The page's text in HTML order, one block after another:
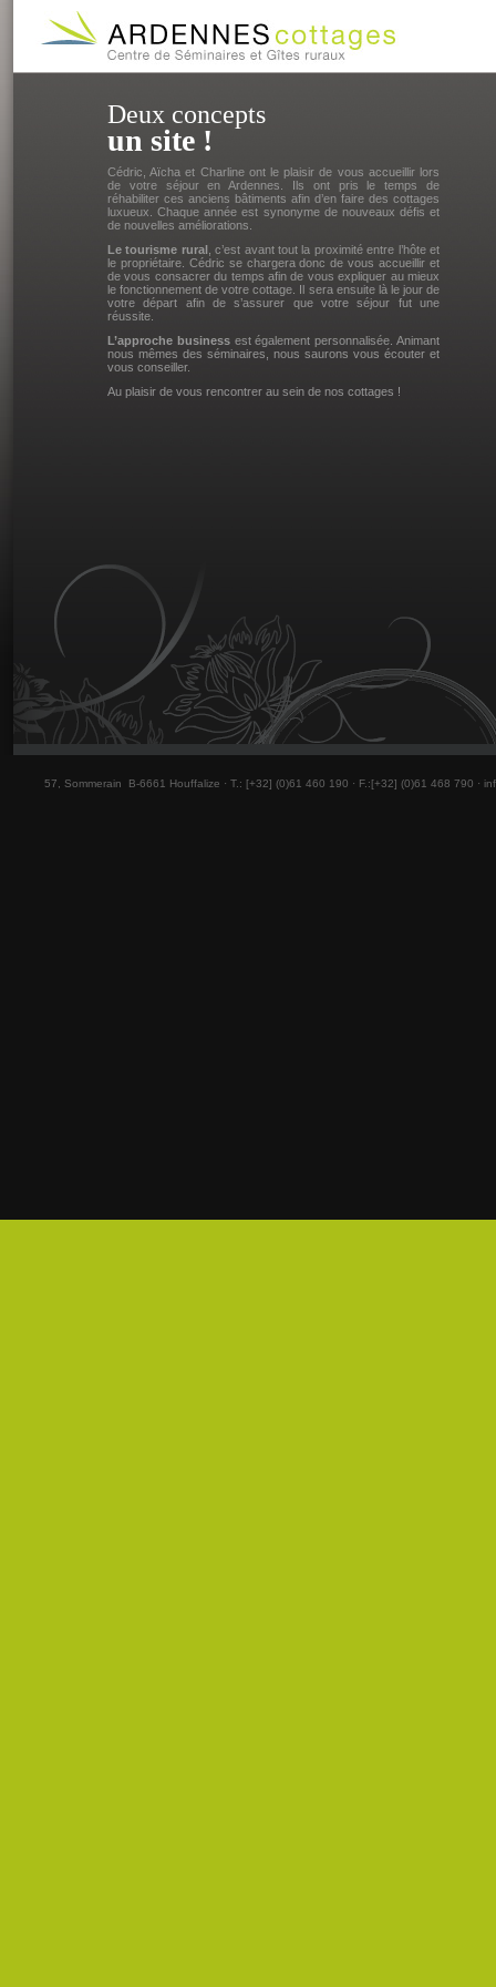
Deux concepts
un site !
Cédric, Aïcha et Charline ont le plaisir de vous accueillir lors
de votre séjour en Ardennes. Ils ont pris le temps de
réhabiliter ces anciens bâtiments afin d’en faire des cottages
luxueux. Chaque année est synonyme de nouveaux défis et
de nouvelles améliorations.
Le tourisme rural, c’est avant tout la proximité entre l’hôte et
le propriétaire. Cédric se chargera donc de vous accueillir et
de vous consacrer du temps afin de vous expliquer au mieux
le fonctionnement de votre cottage. Il sera ensuite là le jour de
votre départ afin de s’assurer que votre séjour fut une
réussite.
L’approche businessest également personnalisée. Animant
nous mêmes des séminaires, nous saurons vous écouter et
vous conseiller.
Au plaisir de vous rencontrer au sein de nos cottages !
57, Sommerain B-6661 Houffalize · T.: [+32] (0)61 460 190 · F.:[+32] (0)61 468 790 ·